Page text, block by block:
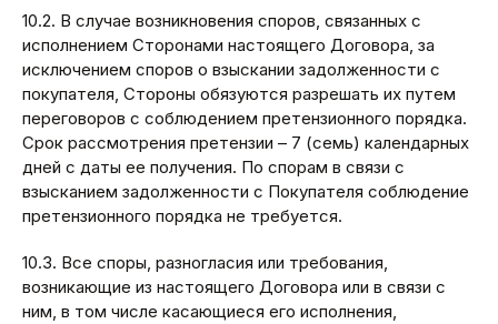
10.2. В случае возникновения споров, связанных с
исполнением Сторонами настоящего Договора, за
исключением споров о взыскании задолженности с
покупателя, Стороны обязуются разрешать их путем
переговоров с соблюдением претензионного порядка.
Срок рассмотрения претензии – 7 (семь) календарных
дней с даты ее получения. По спорам в связи с
взысканием задолженности с Покупателя соблюдение
претензионного порядка не требуется.
10.3. Все споры, разногласия или требования,
возникающие из настоящего Договора или в связи с
ним, в том числе касающиеся его исполнения,